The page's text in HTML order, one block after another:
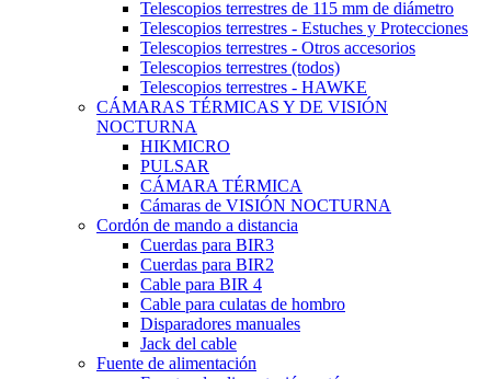
Telescopios terrestres de 115 mm de diámetro
Telescopios terrestres - Estuches y Protecciones
Telescopios terrestres - Otros accesorios
Telescopios terrestres (todos)
Telescopios terrestres - HAWKE
CÁMARAS TÉRMICAS Y DE VISIÓN
NOCTURNA
HIKMICRO
PULSAR
CÁMARA TÉRMICA
Cámaras de VISIÓN NOCTURNA
Cordón de mando a distancia
Cuerdas para BIR3
Cuerdas para BIR2
Cable para BIR 4
Cable para culatas de hombro
Disparadores manuales
Jack del cable
Fuente de alimentación